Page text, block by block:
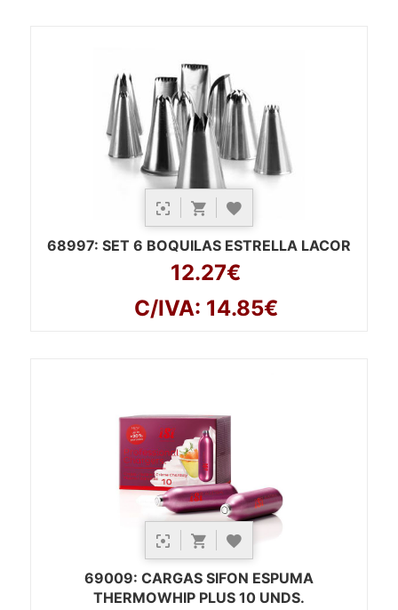
68997: SET 6 BOQUILAS ESTRELLA LACOR
12.27€
C/IVA: 14.85€
69009: CARGAS SIFON ESPUMA
THERMOWHIP PLUS 10 UNDS.